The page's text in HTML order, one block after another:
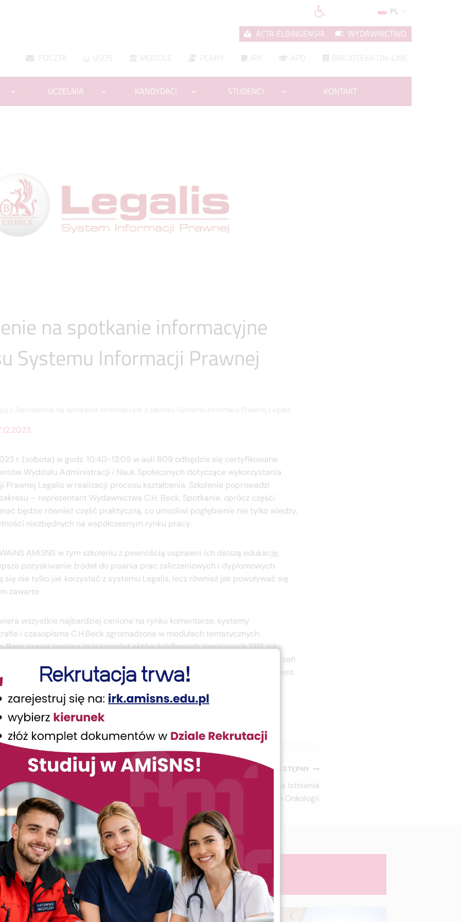
PL
POCZTA USOS MOODLE PLANY IRK APD BIBLIOTEKA ON-LINE
ACTA ELBINGENSIA WYDAWNICTWO
UCZELNIA KANDYDACI STUDENCI KONTAKT
na spotkanie informacyjne
Systemu Informacji Prawnej
/ Zaproszenie na spotkanie informacyjne z zakresu Systemu Informacji Prawnej Legalis
r. (sobota) w godz. 10:40-13:05 w auli B09 odbędzie się certyfikowane
Wydziału Administracji i Nauk Społecznych dotyczące wykorzystania
Prawnej Legalis w realizacji procesu kształcenia. Szkolenie poprowadzi
– reprezentant Wydawnictwa C.H. Beck. Spotkanie, oprócz części
będzie również część praktyczną, co umożliwi pogłębienie nie tylko wiedzy,
niezbędnych na współczesnym rynku pracy.
AMiSNS w tym szkoleniu z pewnością usprawni ich dalszą edukację,
pozyskiwanie źródeł do pisania prac zaliczeniowych i dyplomowych.
się nie tylko jak korzystać z systemu Legalis, lecz również jak powoływać się
zawarte.
wszystkie najbardziej cenione na rynku komentarze, systemy
i czasopisma C.H.Beck zgromadzone w modułach tematycznych
Baza prawa zawiera m.in.komplet aktów źródłowych sięgających 1918 roku
do ujednoliconych aktów z Dziennika Ustaw. Największa liczba orzeczeń
wydanych po 1989 r. oraz bogaty zbiór kierunków orzeczniczych to fundament
na najważniejsze oraz niszowe problemy prawne.
NASTĘPNY
Dzień Otwarty z okazji jubileuszu 5-lecia istnienia
Elbląskiego Centrum Onkologii
Podobne wpisy